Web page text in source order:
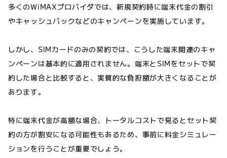
多くのWiMAXプロバイダでは、新規契約時に端末代金の割引
やキャッシュバックなどのキャンペーンを実施しています。
しかし、SIMカードのみの契約では、こうした端末関連のキャ
ンペーンは基本的に適用されません。端末とSIMをセットで契
約した場合と比較すると、実質的な負担額が大きくなることが
あります。
特に端末代金が高額な場合、トータルコストで見るとセット契
約の方が割安になる可能性もあるため、事前に料金シミュレー
ションを行うことが重要でしょう。